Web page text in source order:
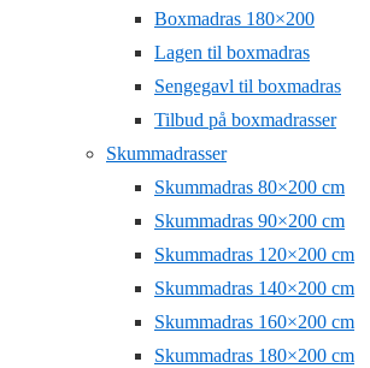
Boxmadras 180×200
Lagen til boxmadras
Sengegavl til boxmadras
Tilbud på boxmadrasser
Skummadrasser
Skummadras 80×200 cm
Skummadras 90×200 cm
Skummadras 120×200 cm
Skummadras 140×200 cm
Skummadras 160×200 cm
Skummadras 180×200 cm